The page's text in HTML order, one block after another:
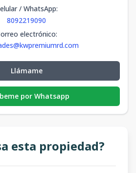
/ WhatsApp:
8092219090
electrónico:
Llámame
por Whatsapp
esta propiedad?